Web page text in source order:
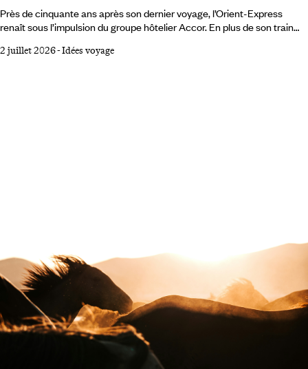
Près de cinquante ans après son dernier voyage, l’Orient-Express
renaît sous l’impulsion du groupe hôtelier Accor. En plus de son train
désormais aux hôtels et à la mer, avec une même ambition : faire du
2 juillet 2026-Idées voyage